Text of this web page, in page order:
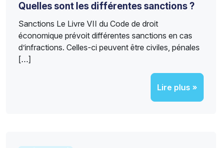
Quelles sont les différentes sanctions ?
Sanctions Le Livre VII du Code de droit
économique prévoit différentes sanctions en cas
d’infractions. Celles-ci peuvent être civiles, pénales
[…]
Lire plus »